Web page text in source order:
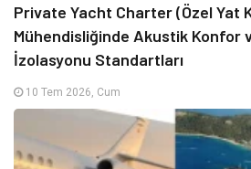
Private Yacht Charter (Özel Yat
Mühendisliğinde Akustik Konfor
İzolasyonu Standartları
10 Tem 2026, Cum